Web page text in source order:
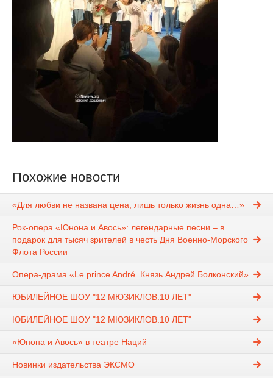
Похожие новости
«Для любви не названа цена, лишь только жизнь одна…»
Рок-опера «Юнона и Авось»: легендарные песни – в
подарок для тысяч зрителей в честь Дня Военно-Морского
Флота России
Опера-драма «Le prince André. Князь Андрей Болконский»
ЮБИЛЕЙНОЕ ШОУ "12 МЮЗИКЛОВ.10 ЛЕТ"
ЮБИЛЕЙНОЕ ШОУ "12 МЮЗИКЛОВ.10 ЛЕТ"
«Юнона и Авось» в театре Наций
Новинки издательства ЭКСМО